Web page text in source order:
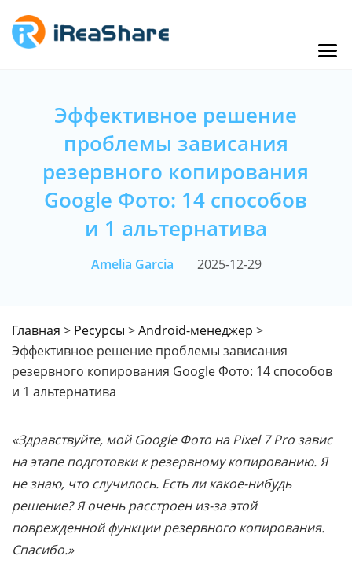
Эффективное решение
проблемы зависания
резервного копирования
Google Фото: 14 способов
и 1 альтернатива
Amelia Garcia 2025-12-29
Главная > Ресурсы >Android-менеджер >
Эффективное решение проблемы зависания
резервного копирования Google Фото: 14 способов
и 1 альтернатива
«Здравствуйте, мой Google Фото на Pixel 7 Pro завис
на этапе подготовки к резервному копированию. Я
не знаю, что случилось. Есть ли какое-нибудь
решение? Я очень расстроен из-за этой
поврежденной функции резервного копирования.
Спасибо.»